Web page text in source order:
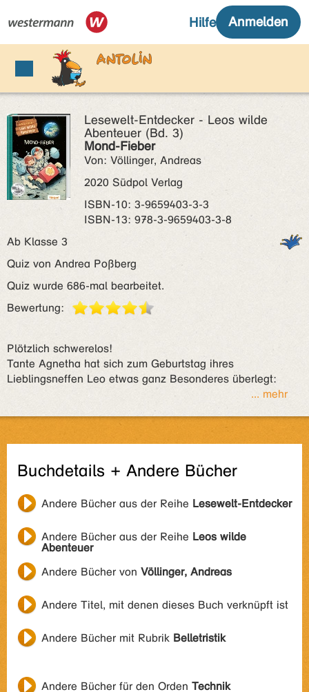
Lesewelt-Entdecker - Leos wilde
Abenteuer (Bd. 3)
Mond-Fieber
Von: Völlinger, Andreas
2020 Südpol Verlag
ISBN‑10: 3-9659403-3-3
ISBN‑13: 978-3-9659403-3-8
Ab Klasse 3
Quiz von Andrea Poßberg
Quiz wurde 686-mal bearbeitet.
Bewertung:
Plötzlich schwerelos!
Tante Agnetha hat sich zum Geburtstag ihres
Lieblingsneffen Leo etwas ganz Besonderes überlegt:
... mehr
Buchdetails + Andere Bücher
Andere Bücher aus der Reihe Lesewelt-Entdecker
Andere Bücher aus der Reihe Leos wilde
Abenteuer
Andere Bücher von Völlinger, Andreas
Andere Titel, mit denen dieses Buch verknüpft ist
Andere Bücher mit Rubrik Belletristik
Andere Bücher für den Orden Technik